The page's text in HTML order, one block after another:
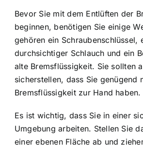
Bevor Sie mit dem Entlüften der
beginnen, benötigen Sie einige
gehören ein Schraubenschlüssel,
durchsichtiger Schlauch und ein
alte Bremsflüssigkeit. Sie sollten
sicherstellen, dass Sie genügend
Bremsflüssigkeit zur Hand haben.
Es ist wichtig, dass Sie in einer
Umgebung arbeiten. Stellen Sie
einer ebenen Fläche ab und